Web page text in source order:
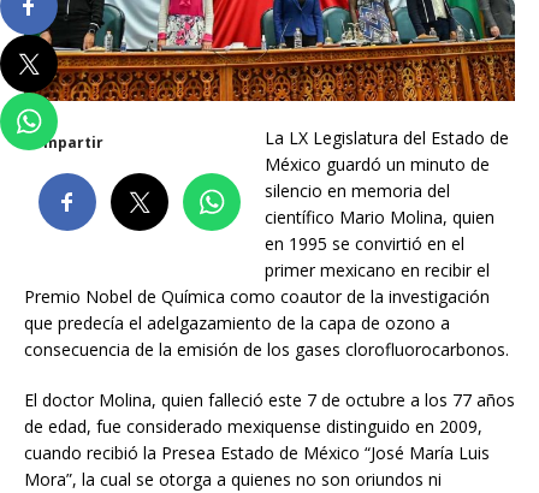
Compartir
La LX Legislatura del Estado de
México guardó un minuto de
silencio en memoria del
científico Mario Molina, quien
en 1995 se convirtió en el
primer mexicano en recibir el
Premio Nobel de Química como coautor de la investigación
que predecía el adelgazamiento de la capa de ozono a
consecuencia de la emisión de los gases clorofluorocarbonos.
El doctor Molina, quien falleció este 7 de octubre a los 77 años
de edad, fue considerado mexiquense distinguido en 2009,
cuando recibió la Presea Estado de México “José María Luis
Mora”, la cual se otorga a quienes no son oriundos ni